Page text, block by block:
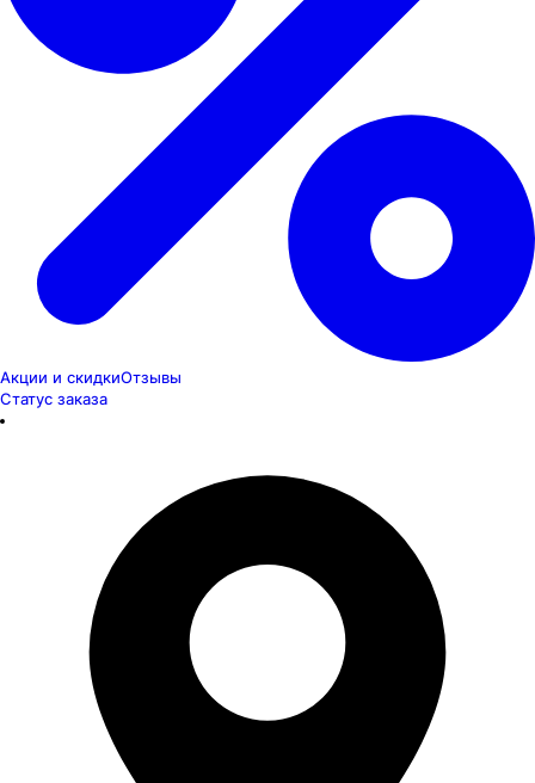
Акции и скидкиОтзывы
Статус заказа